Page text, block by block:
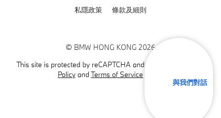
私隱政策
條款及細則
© BMW HONG KONG 2026
This site is protected by reCAPTCHA and the Google
Policy and Terms of Service
與我們對話